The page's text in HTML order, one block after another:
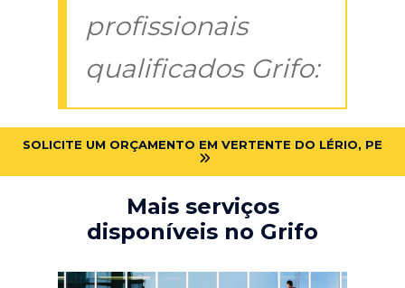
profissionais
qualificados Grifo:
SOLICITE UM ORÇAMENTO EM VERTENTE DO LÉRIO, PE
Mais serviços
disponíveis no Grifo